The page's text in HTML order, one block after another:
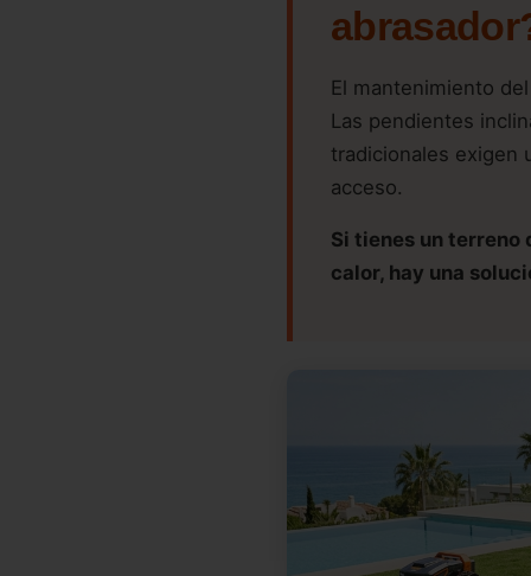
El mantenimiento
Las pendientes
tradicionales exigen
acceso.
Si tienes un terreno
calor, hay una